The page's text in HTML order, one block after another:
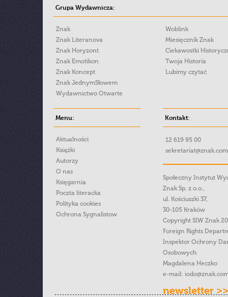
Grupa Wydawnicza:
Znak
Znak Literanova
Znak Horyzont
Znak Emotikon
Znak Koncept
Znak JednymSłowem
Wydawnictwo Otwarte
Woblink
Miesięcznik Znak
Ciekawostki
Twoja Historia
Lubimy czytać
Menu:
Aktualności
Książki
Autorzy
O nas
Księgarnia
Poczta literacka
Polityka cookies
Ochrona Sygnalistow
Kontakt:
12 619 95 00
Społeczny Instytut
Znak Sp. z o.o.,
ul. Kościuszki 37,
30-105 Kraków
Copyright SIW Znak
Foreign Rights
Inspektor Ochrony
Osobowych
Magdalena Heczko
e-mail:
newsletter >>